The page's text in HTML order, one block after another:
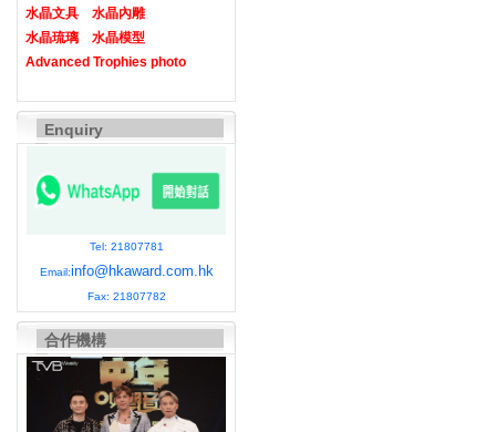
水晶文具
水晶內雕
水晶琉璃
水晶模型
Advanced Trophies photo
Enquiry
Tel: 21807781
Email:info@hkaward.com.hk
Fax: 21807782
合作機構